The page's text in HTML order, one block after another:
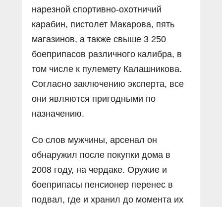
нарезной спортивно-охотничий
карабин, пистолет Макарова, пять
магазинов, а также свыше 3 250
боеприпасов различного калибра, в
том числе к пулемету Калашникова.
Согласно заключению эксперта, все
они являются пригодными по
назначению.
Со слов мужчины, арсенал он
обнаружил после покупки дома в
2008 году, на чердаке. Оружие и
боеприпасы пенсионер перенес в
подвал, где и хранил до момента их